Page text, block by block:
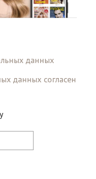
данных
данных согласен